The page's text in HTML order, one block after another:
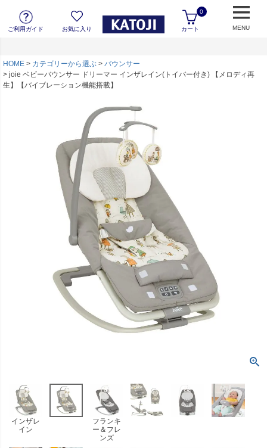
ご利用ガイド お気に入り カート
0
MENU
HOME カテゴリーから選ぶ
バウンサー
joie ベビーバウンサー ドリーマー インザレイン(トイバー付き) 【メロディ再
生】【バイブレーション機能搭載】
インザレ
イン
フランキ
ー＆フレ
ンズ